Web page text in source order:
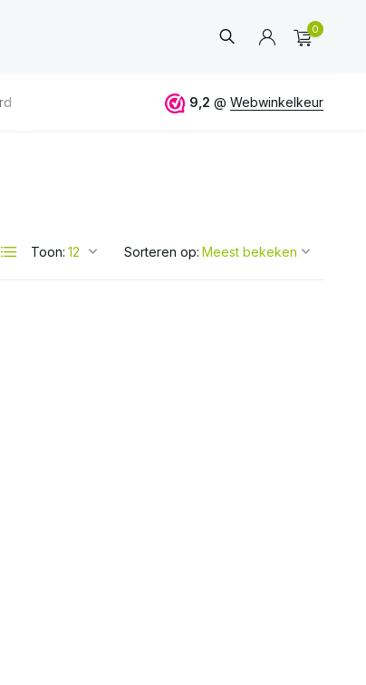
0
verzending vanaf 50€ ALTIJDeerlijk
9,2 @ Webwinkelkeur
Toon: Sorteren op: